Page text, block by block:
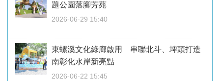
題公園落腳芳苑
2026-06-29 15:40
東螺溪文化綠廊啟用 串聯北斗、埤頭打造
南彰化水岸新亮點
2026-06-22 15:45